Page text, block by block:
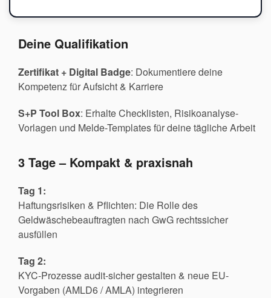
Deine Qualifikation
Zertifikat + Digital Badge: Dokumentiere deine
Kompetenz für Aufsicht & Karriere
S+P Tool Box: Erhalte Checklisten, Risikoanalyse-
Vorlagen und Melde-Templates für deine tägliche Arbeit
3 Tage – Kompakt & praxisnah
Tag 1:
Haftungsrisiken & Pflichten: Die Rolle des
Geldwäschebeauftragten nach GwG rechtssicher
ausfüllen
Tag 2:
KYC-Prozesse audit-sicher gestalten & neue EU-
Vorgaben (AMLD6 / AMLA) integrieren